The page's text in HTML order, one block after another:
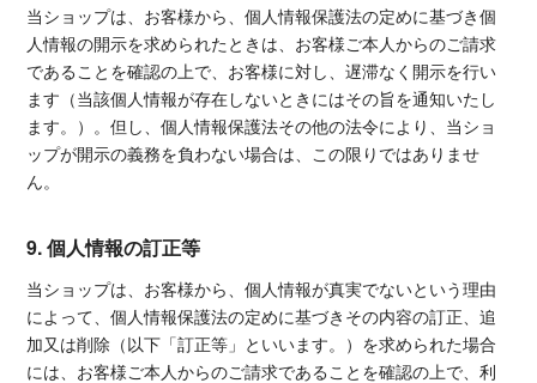
当ショップは、お客様から、個人情報保護法の定めに基づき個
人情報の開示を求められたときは、お客様ご本人からのご請求
であることを確認の上で、お客様に対し、遅滞なく開示を行い
ます（当該個人情報が存在しないときにはその旨を通知いたし
ます。）。但し、個人情報保護法その他の法令により、当ショ
ップが開示の義務を負わない場合は、この限りではありませ
ん。
9. 個人情報の訂正等
当ショップは、お客様から、個人情報が真実でないという理由
によって、個人情報保護法の定めに基づきその内容の訂正、追
加又は削除（以下「訂正等」といいます。）を求められた場合
には、お客様ご本人からのご請求であることを確認の上で、利